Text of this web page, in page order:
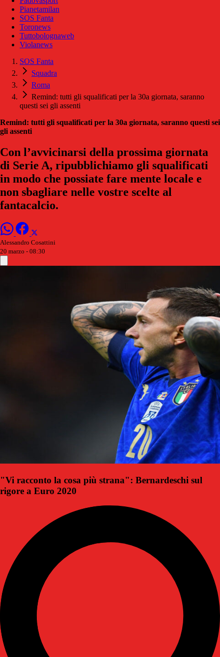
Pianetamilan
SOS Fanta
Toronews
Tuttobolognaweb
Violanews
SOS Fanta
Squadra
Roma
Remind: tutti gli squalificati per la 30a giornata, saranno
questi sei gli assenti
Remind: tutti gli squalificati per la 30a giornata, saranno questi sei
gli assenti
Con l’avvicinarsi della prossima giornata
di Serie A, ripubblichiamo gli squalificati
in modo che possiate fare mente locale e
non sbagliare nelle vostre scelte al
fantacalcio.
Alessandro Cosattini
20 marzo - 08:30
"Vi racconto la cosa più strana": Bernardeschi sul
rigore a Euro 2020